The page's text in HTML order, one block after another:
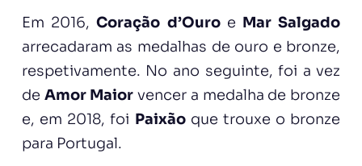
Em 2016,Coração d’Ouroe Mar Salgado
arrecadaram as medalhas de ouro e bronze,
respetivamente. No ano seguinte, foi a vez
de Amor Maior vencer a medalha de bronze
e, em 2018, foi Paixãoque trouxe o bronze
para Portugal.